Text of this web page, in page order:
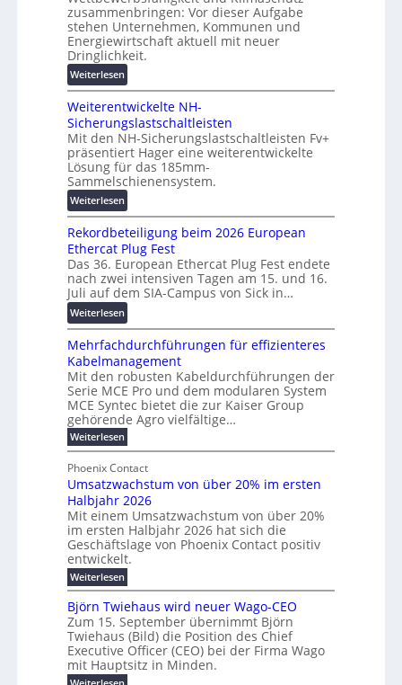
u
n
g
e
n
d
i
g
i
t
a
l
e
T
r
a
n
s
p
a
r
e
n
z
i
n
e
n
b
a
u
:
F
o
r
s
c
h
u
n
g
s
f
ö
e
r
u
n
g
b
r
a
u
c
h
t
m
e
r
T
e
m
p
zusammenbringen: Vor dieser Aufgabe
stehen Unternehmen, Kommunen und
Energiewirtschaft aktuell mit neuer
Dringlichkeit.
Weiterlesen:
V
o
l
t
a
-
X
2
0
2
7
w
i
r
d
z
u
m
E
n
e
r
g
u
b
f
ü
r
m
o
d
e
r
n
e
Weiterentwickelte NH-
Sicherungslastschaltleisten
Mit den NH-Sicherungslastschaltleisten Fv+
präsentiert Hager eine weiterentwickelte
Lösung für das 185mm-
Sammelschienensystem.
Weiterlesen:
W
e
i
t
e
r
e
n
t
w
i
c
k
e
l
e
N
H
-
S
i
c
h
e
r
u
n
g
Rekordbeteiligung beim 2026 European
Ethercat Plug Fest
Das 36. European Ethercat Plug Fest endete
nach zwei intensiven Tagen am 15. und 16.
Juli auf dem SIA-Campus von Sick in…
Weiterlesen:
R
e
k
o
r
d
b
e
e
i
l
i
g
u
n
g
b
e
i
m
2
Mehrfachdurchführungen für effizienteres
Kabelmanagement
Mit den robusten Kabeldurchführungen der
Serie MCE Pro und dem modularen System
MCE Syntec bietet die zur Kaiser Group
gehörende Agro vielfältige…
Weiterlesen:
M
h
r
f
a
c
h
d
u
r
c
f
ü
h
u
n
Phoenix Contact
Umsatzwachstum von über 20% im ersten
Halbjahr 2026
Mit einem Umsatzwachstum von über 20%
im ersten Halbjahr 2026 hat sich die
Geschäftslage von Phoenix Contact positiv
entwickelt.
Weiterlesen:
U
m
s
a
t
w
a
Björn Twiehaus wird neuer Wago-CEO
Zum 15. September übernimmt Björn
Twiehaus (Bild) die Position des Chief
Executive Officer (CEO) bei der Firma Wago
mit Hauptsitz in Minden.
: